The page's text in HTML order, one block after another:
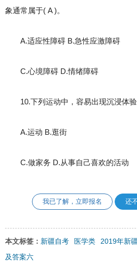
象通常属于( A )。
A.适应性障碍 B.急性应激障碍
C.心境障碍 D.情绪障碍
10.下列运动中，容易出现沉浸体验
A.运动 B.逛街
C.做家务 D.从事自己喜欢的活动
我已了解，立即报名 还
本文标签： 新疆自考 医学类
2019年新
及答案六